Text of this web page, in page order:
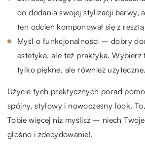
do dodania swojej stylizacji barwy,
ten odcień komponował się z
Myśl o funkcjonalności – dobry
estetyka, ale też praktyka. Wybierz
tylko piękne, ale również użyteczne.
Użycie tych praktycznych porad
spójny, stylowy i nowoczesny look.
Tobie więcej niż myślisz – niech
głośno i zdecydowanie!.